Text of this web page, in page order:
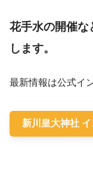
花手水の開催な
します。
最新情報は公式イ
新川皇大神社